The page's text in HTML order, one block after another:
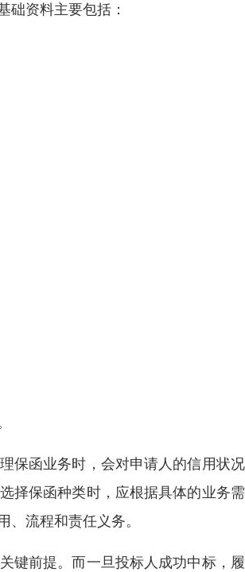
础资料主要包括：
保函业务时，会对申请人的信用状
择保函种类时，应根据具体的业务
流程和责任义务。
键前提。而一旦投标人成功中标，